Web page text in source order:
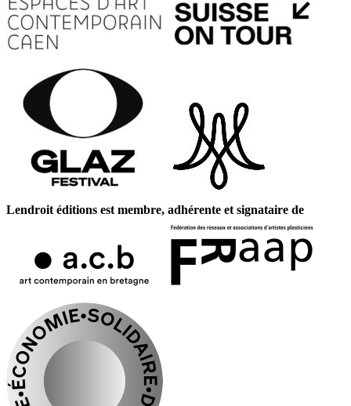
Lendroit éditions est membre, adhérente et signataire de